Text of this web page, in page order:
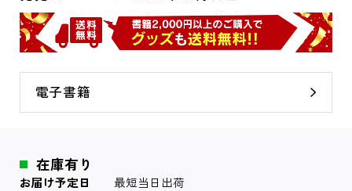
電子書籍
在庫有り
お届け予定日 最短当日出荷